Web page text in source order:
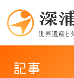
記事